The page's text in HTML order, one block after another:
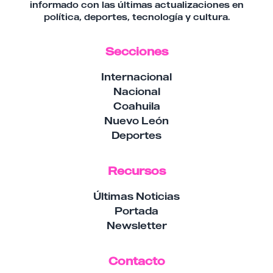
informado con las últimas actualizaciones en
política, deportes, tecnología y cultura.
Secciones
Internacional
Nacional
Coahuila
Nuevo León
Deportes
Recursos
Últimas Noticias
Portada
Newsletter
Contacto